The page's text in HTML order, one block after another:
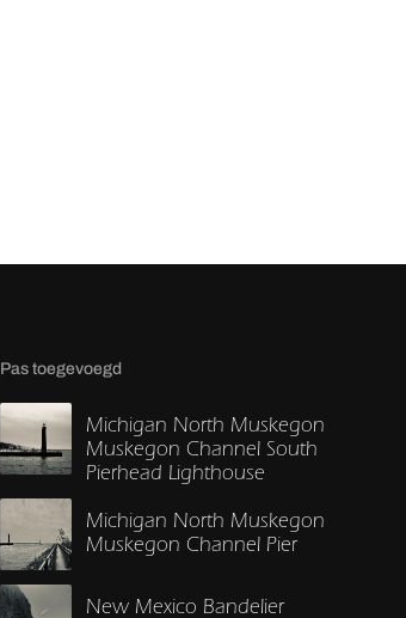
Pas toegevoegd
Michigan North Muskegon
Muskegon Channel South
Pierhead Lighthouse
Michigan North Muskegon
Muskegon Channel Pier
New Mexico Bandelier